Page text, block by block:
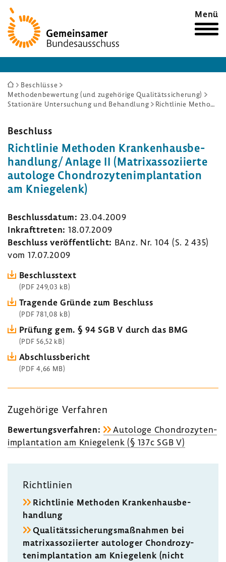
Zur
Startseite
Menü
Sie
sind
Beschlüsse
Methodenbewertung (und zugehörige Qualitätssicherung)
Stationäre Untersuchung und Behandlung
Richtlinie Methoden Krankenhausbehandlung/ Anlage II (Matrixassoziierte autologe Chondrozytenimplantation am Kniegelenk)
Beschluss
Richt­linie Methoden Kran­ken­haus­be­
hand­lung/ Anlage II (Matrixas­so­zi­ierte
auto­loge Chon­dro­zy­ten­im­plan­ta­tion
am Knie­ge­lenk)
Beschluss­datum: 23.04.2009
Inkraft­treten: 18.07.2009
Beschluss veröf­fent­licht: BAnz. Nr. 104 (S. 2 435)
vom 17.07.2009
Beschluss­text
(PDF 249,03 kB)
Tragende Gründe zum Beschluss
(PDF 781,08 kB)
Prüfung gem. § 94 SGB V durch das BMG
(PDF 56,52 kB)
Abschluss­be­richt
(PDF 4,66 MB)
Zuge­hö­rige Verfahren
Bewer­tungs­ver­fahren:
Auto­loge Chon­dro­zy­ten­
im­plan­ta­tion am Knie­ge­lenk (§ 137c SGB V)
Richt­li­nien
Richt­linie Methoden Kran­ken­haus­be­
hand­lung
Quali­täts­si­che­rungs­maß­nahmen bei
matrixas­so­zi­ierter auto­loger Chon­dro­zy­
ten­im­plan­ta­tion am Knie­ge­lenk (nicht